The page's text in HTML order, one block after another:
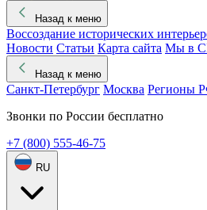
Назад к меню
Воссоздание исторических
Новости Статьи Карта сайта Мы в
Назад к меню
Санкт-Петербург Москва Регионы
Звонки по России бесплатно
+7 (800) 555-46-75
RU